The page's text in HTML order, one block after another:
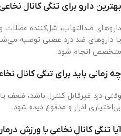
بهترین دارو برای تنگی کانال
داروهای ضدالتهاب، شل‌کننده عضلات
یا داروهای ضد درد عصبی توصیه
متخصص انجام شود.
چه زمانی باید برای تنگی کانال
وقتی درد غیرقابل کنترل باشد، ضعف
بی‌اختیاری ادرار و مدفوع دیده شود.
آیا تنگی کانال نخاعی با ورزش